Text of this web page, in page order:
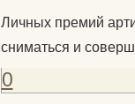
Личных премий
сниматься и
0